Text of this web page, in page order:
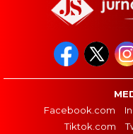
Facebook.com
Tiktok.com